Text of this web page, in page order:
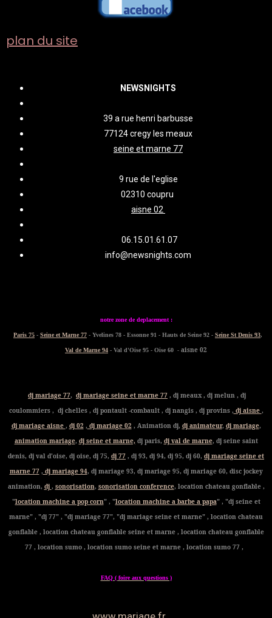
plan du site
NEWSNIGHTS
39 a rue henri barbusse
77124 cregy les meaux
seine et marne 77
9 rue de l'eglise
02310 coupru
aisne 02
06.15.01.61.07
info@newsnights.com
notre zone de deplacement :
Paris 75 - Seine et Marne 77 - Yvelines 78 - Essonne 91 - Hauts de Seine 92 - Seine St Denis 93,
Val de Marne 94 - Val d'Oise 95 - Oise 60 - aisne 02
dj mariage 77, dj mariage seine et marne 77 , dj meaux , dj melun , dj
coulommiers , dj chelles , dj pontault -combault , dj nangis , dj provins , dj aisne ,
dj mariage aisne , dj 02 , dj mariage 02 , Animation dj, dj animateur, dj mariage,
animation mariage, dj seine et marne, dj paris, dj val de marne, dj seine saint
denis, dj val d'oise, dj oise, dj 75, dj 77 , dj 93, dj 94, dj 95, dj 60, dj mariage seine et
marne 77, dj mariage 94, dj mariage 93, dj mariage 95, dj mariage 60, disc jockey
animation, dj , sonorisation, sonorisation conference, location chateau gonflable ,
"location machine a pop corn" , "location machine a barbe a papa" , "dj seine et
marne" , "dj 77" , "dj mariage 77", "dj mariage seine et marne" , location chateau
gonflable , location chateau gonflable seine et marne , location chateau gonflable
77 , location sumo , location sumo seine et marne , location sumo 77 ,
FAQ ( foire aux questions )